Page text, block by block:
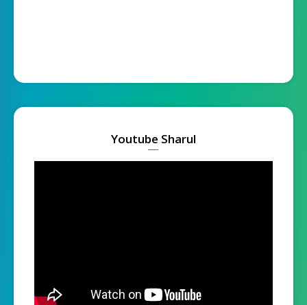
Youtube Sharul